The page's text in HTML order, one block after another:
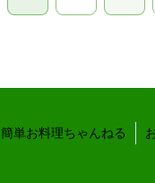
簡単お料理ちゃんねる